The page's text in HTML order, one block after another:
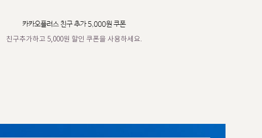
카카오플러스 친구 추가 5,000원 쿠폰
친구추가하고 5,000원 할인 쿠폰을 사용하세요.